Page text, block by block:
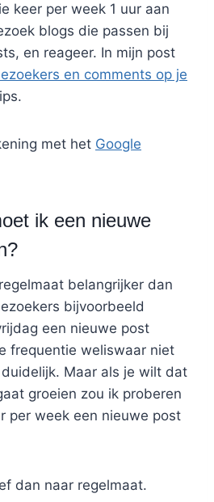
keer per week 1 uur aan
blogs die passen bij
en reageer. In mijn post
en comments op je
met het Google
ik een nieuwe
belangrijker dan
bijvoorbeeld
een nieuwe post
frequentie weliswaar niet
Maar als je wilt dat
groeien zou ik proberen
per week een nieuwe post
dan naar regelmaat.